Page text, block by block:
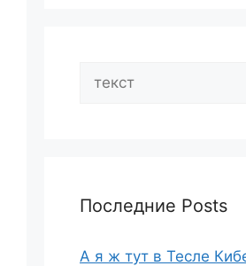
Последние Posts
А я ж тут в Тесле